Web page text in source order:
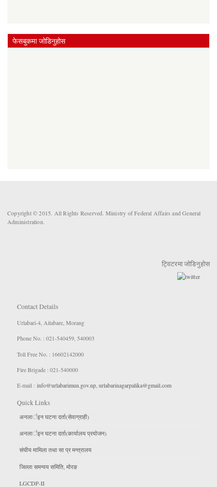
फेसबुकमा जोडिनुहोस
Copyright © 2015. All Rights Reserved. Ministry of Federal Affairs and General
Administration.
ट्विटरमा जोडिनुहोस
Contact Details
Urlabari-4, Aitabare, Morang
Phone No. : 021-540459, 540003
Toll Free No. : 16602142000
Fire Brigade : 021-540000
E-mail : info@urlabarimun.gov.np,urlabarinagarpalika@gmail.com
Quick Links
अनलार्इन घटना दर्ता(सेवाग्राही)
अनलार्इन घटना दर्ता(कार्यालय प्रयाेजन)
संघीय मामिला तथा सा प्र मन्त्रालय
जिल्ला समन्वय समिति, माेरङ
LGCDP-II